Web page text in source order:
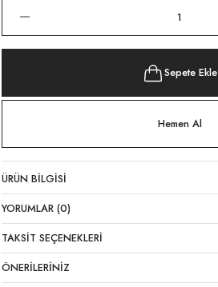
Sepete Ekle
Hemen Al
ÜRÜN BILGISI
YORUMLAR (0)
TAKSIT SEÇENEKLERI
ÖNERILERINIZ